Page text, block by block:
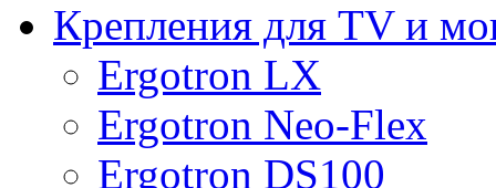
Крепления для TV и
Ergotron LX
Ergotron Neo-Flex
Ergotron DS100